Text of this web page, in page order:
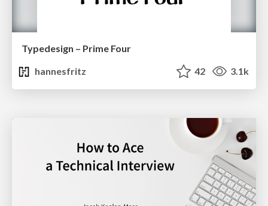
Typedesign – Prime Four
hannesfritz
42 3.1k